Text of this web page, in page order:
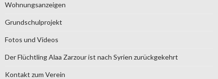
Wohnungsanzeigen
Grundschulprojekt
Fotos und Videos
Der Flüchtling Alaa Zarzour ist nach Syrien zurückgekehrt
Kontakt zum Verein